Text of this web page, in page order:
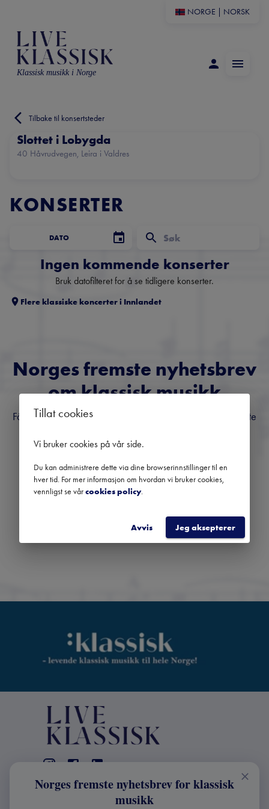
NORGE NORSK
Klassisk musikk i Norge
Tilbake til konsertsteder
Slottet i Lobygda
40 Håvrudvegen, Leira i Valdres
KONSERTER
DATO
Ingen kommende konserter
Bruk datofilteret for å se tidligere konserter.
Flere klassiske koncerter i Innlandet
Norges fremste nyhetsbrev
om klassisk musikk
Få oversikt over kommende konserter, festivaler og utvalgte
KONTAKT
Norges fremste nyhetsbrev for klassisk
musikk
Tillat cookies
Vi bruker cookies på vår side.
Du kan administrere dette via dine browserinnstillinger til en
hver tid. For mer informasjon om hvordan vi bruker cookies,
vennligst se vårcookies policy.
Avvis Jeg aksepterer